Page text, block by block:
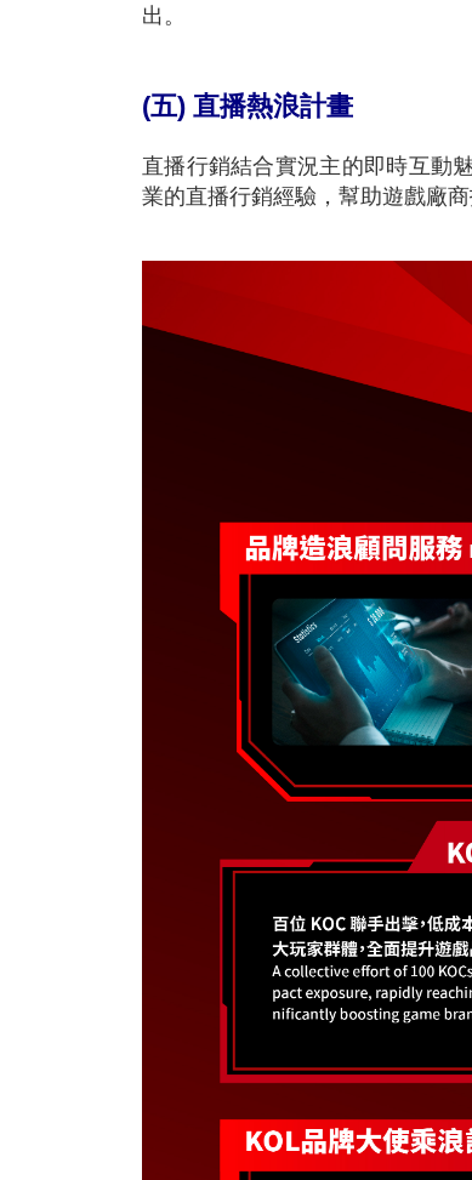
出。
(五) 直播熱浪計畫
直播行銷結合實況主的即時互動
業的直播行銷經驗，幫助遊戲廠